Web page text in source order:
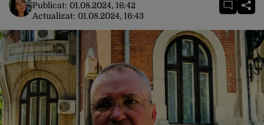
Publicat: 01.08.2024, 16:42
Actualizat: 01.08.2024, 16:43